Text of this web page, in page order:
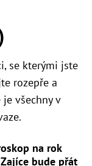
se kterými jste
rozepře a
všechny v
na rok
bude přát